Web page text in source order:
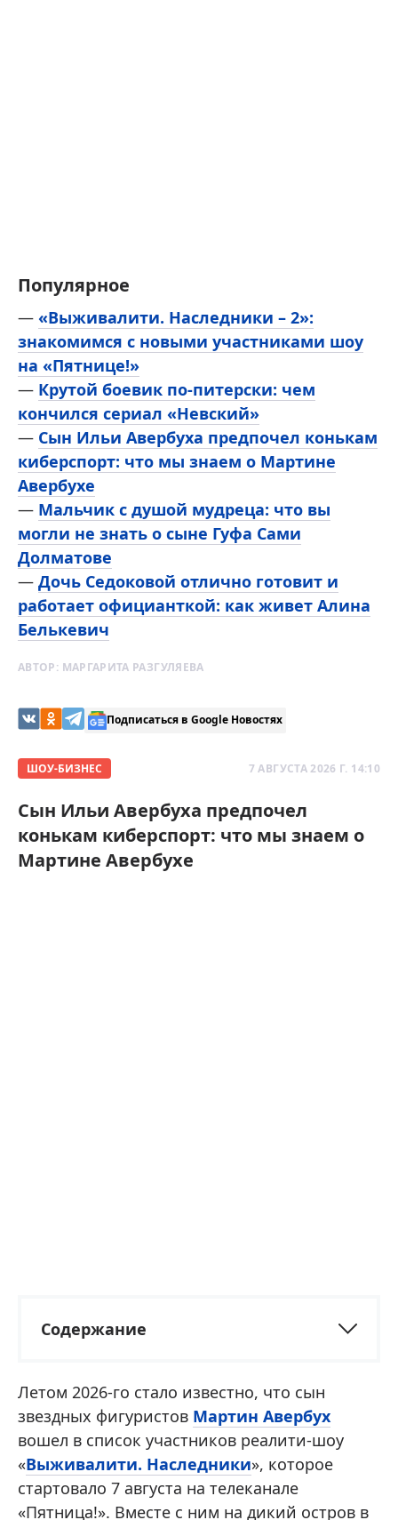
Популярное
— «Выживалити. Наследники – 2»:
знакомимся с новыми участниками шоу
на «Пятнице!»
— Крутой боевик по-питерски: чем
кончился сериал «Невский»
— Сын Ильи Авербуха предпочел конькам
киберспорт: что мы знаем о Мартине
Авербухе
— Мальчик с душой мудреца: что вы
могли не знать о сыне Гуфа Сами
Долматове
— Дочь Седоковой отлично готовит и
работает официанткой: как живет Алина
Белькевич
АВТОР: МАРГАРИТА РАЗГУЛЯЕВА
Подписаться в Google Новостях
ШОУ-БИЗНЕС 7 АВГУСТА 2026 Г. 14:10
Сын Ильи Авербуха предпочел
конькам киберспорт: что мы знаем о
Мартине Авербухе
Содержание
Летом 2026-го стало известно, что сын
звездных фигуристов Мартин Авербух
вошел в список участников реалити-шоу
«Выживалити. Наследники», которое
стартовало 7 августа на телеканале
«Пятница!». Вместе с ним на дикий остров в